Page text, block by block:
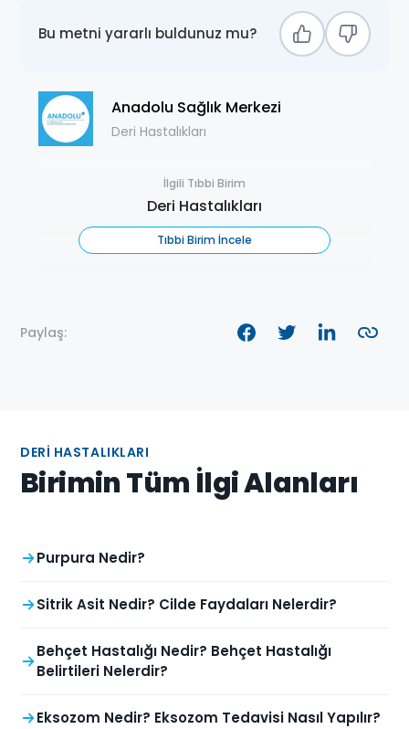
Bu metni yararlı buldunuz mu?
Anadolu Sağlık Merkezi
Deri Hastalıkları
İlgili Tıbbi Birim
Deri Hastalıkları
Tıbbi Birim İncele
Paylaş:
DERI HASTALIKLARI
Birimin Tüm İlgi Alanları
Purpura Nedir?
Sitrik Asit Nedir? Cilde Faydaları Nelerdir?
Behçet Hastalığı Nedir? Behçet Hastalığı
Belirtileri Nelerdir?
Eksozom Nedir? Eksozom Tedavisi Nasıl Yapılır?